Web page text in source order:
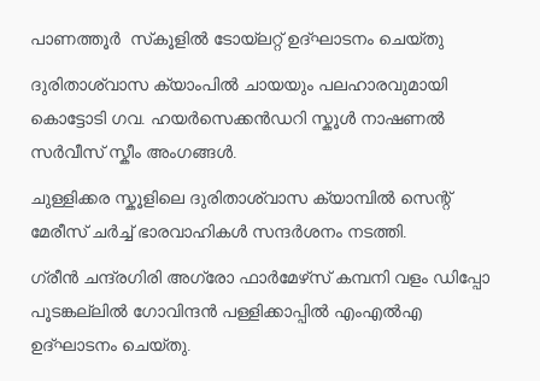
പാണത്തൂർ സ്‌കൂളിൽ ടോയ്ലറ്റ് ഉദ്ഘാടനം ചെയ്തു
ദുരിതാശ്വാസ ക്യാംപിൽ ചായയും പലഹാരവുമായി
കൊട്ടോടി ഗവ. ഹയർസെക്കൻഡറി സ്കൂൾ നാഷണൽ
സർവീസ് സ്കീം അംഗങ്ങൾ.
ചുള്ളിക്കര സ്കൂളിലെ ദുരിതാശ്വാസ ക്യാമ്പിൽ സെന്റ്
മേരീസ് ചർച്ച് ഭാരവാഹികൾ സന്ദർശനം നടത്തി.
ഗ്രീൻ ചന്ദ്രഗിരി അഗ്രോ ഫാർമേഴ്‌സ് കമ്പനി വളം ഡിപ്പോ
പൂടങ്കല്ലിൽ ഗോവിന്ദൻ പള്ളിക്കാപ്പിൽ എംഎൽഎ
ഉദ്ഘാടനം ചെയ്തു.